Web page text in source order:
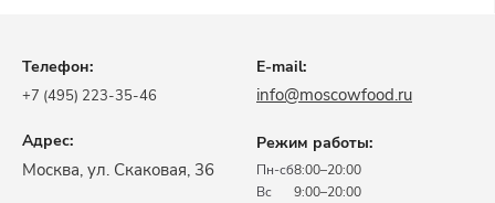
Телефон:
+7 (495) 223-35-46
E-mail:
info@moscowfood.ru
Адрес:
​Москва, ул. Скаковая, 36​
Режим работы:
Пн-сб
Вс
8:00–20:00
9:00–20:00